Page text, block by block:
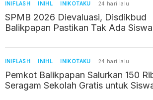
INIFLASH INIHL INIKOTAKU 24 hari lalu
SPMB 2026 Dievaluasi, Disdikbud
Balikpapan Pastikan Tak Ada Siswa
INIFLASH INIHL INIKOTAKU 24 hari lalu
Pemkot Balikpapan Salurkan 150
Seragam Sekolah Gratis untuk